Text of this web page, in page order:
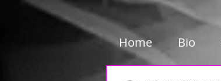
google01e5c46e6d87199c.html
Home Bio